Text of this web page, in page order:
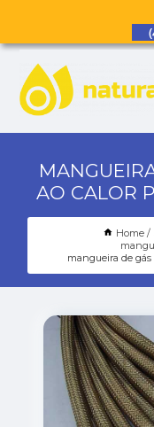
AO CALOR
Home
mangueira de